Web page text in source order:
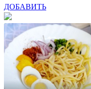
ДОБАВИТЬ